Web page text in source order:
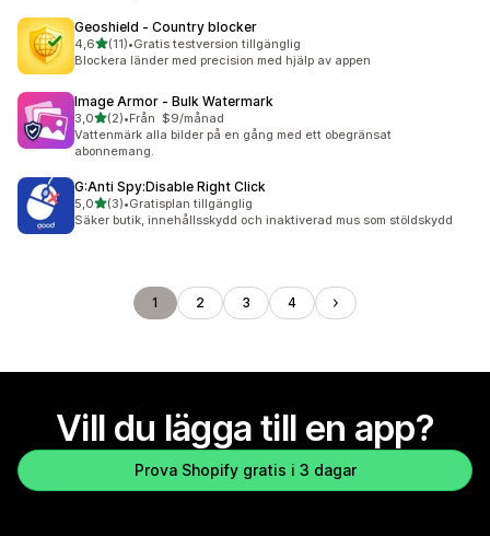
Geoshield ‑ Country blocker
4,6av 5 stjärnor
(11)
11 recensioner totalt
•Gratis testversion tillgänglig
Blockera länder med precision med hjälp av appen
Image Armor ‑ Bulk Watermark
3,0av 5 stjärnor
(2)
2 recensioner totalt
•Från $9/månad
Vattenmärk alla bilder på en gång med ett obegränsat
abonnemang.
G:Anti Spy:Disable Right Click
5,0av 5 stjärnor
(3)
3 recensioner totalt
•Gratisplan tillgänglig
Säker butik, innehållsskydd och inaktiverad mus som stöldskydd
1 2 3 4
Vill du lägga till en app?
Prova Shopify gratis i 3 dagar